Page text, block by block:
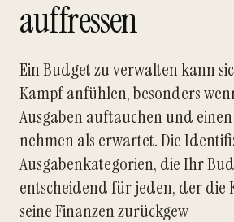
auffressen
Ein Budget zu verwalten kann
Kampf anfühlen, besonders
Ausgaben auftauchen und
nehmen als erwartet. Die
Ausgabenkategorien, die Ihr
entscheidend für jeden, der die
seine Finanzen zurückgew